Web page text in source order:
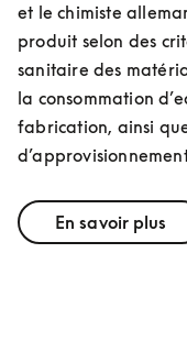
et le chimiste
produit selon des
sanitaire des
la consommation
fabrication, ainsi
En savoir plus